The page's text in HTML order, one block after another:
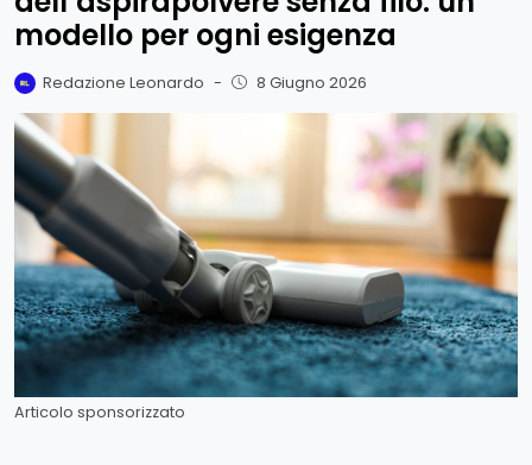
modello per ogni esigenza
Redazione Leonardo - 8 Giugno 2026
Articolo sponsorizzato